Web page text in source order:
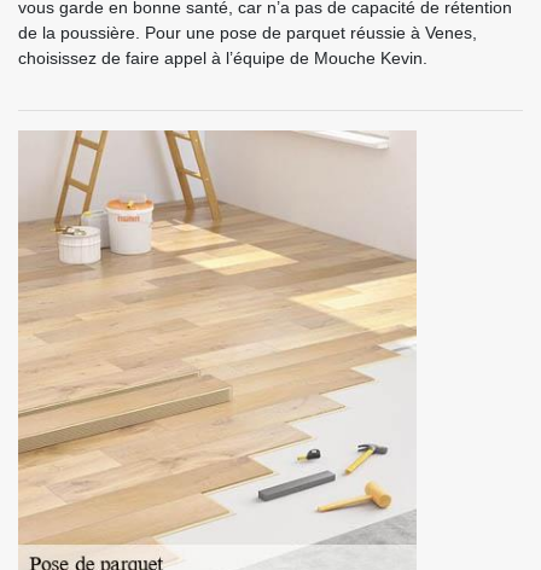
vous garde en bonne santé, car n’a pas de capacité de rétention
de la poussière. Pour une pose de parquet réussie à Venes,
choisissez de faire appel à l’équipe de Mouche Kevin.